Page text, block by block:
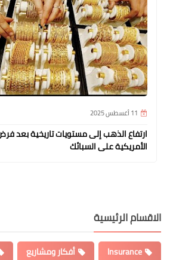
11 أغسطس 2025
ارتفاع الذهب إلى مستويات تاريخية بعد
الأمريكية على السبائك
الاقسام الرئيسية
Insurance أفكار ومشاريع